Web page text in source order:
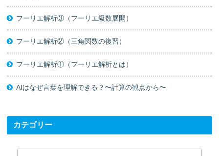
フーリエ解析③（フーリエ級数展開）
フーリエ解析②（三角関数の復習）
フーリエ解析①（フーリエ解析とは）
AIはなぜ言葉を理解できる？〜計算の観点から〜
カテゴリー